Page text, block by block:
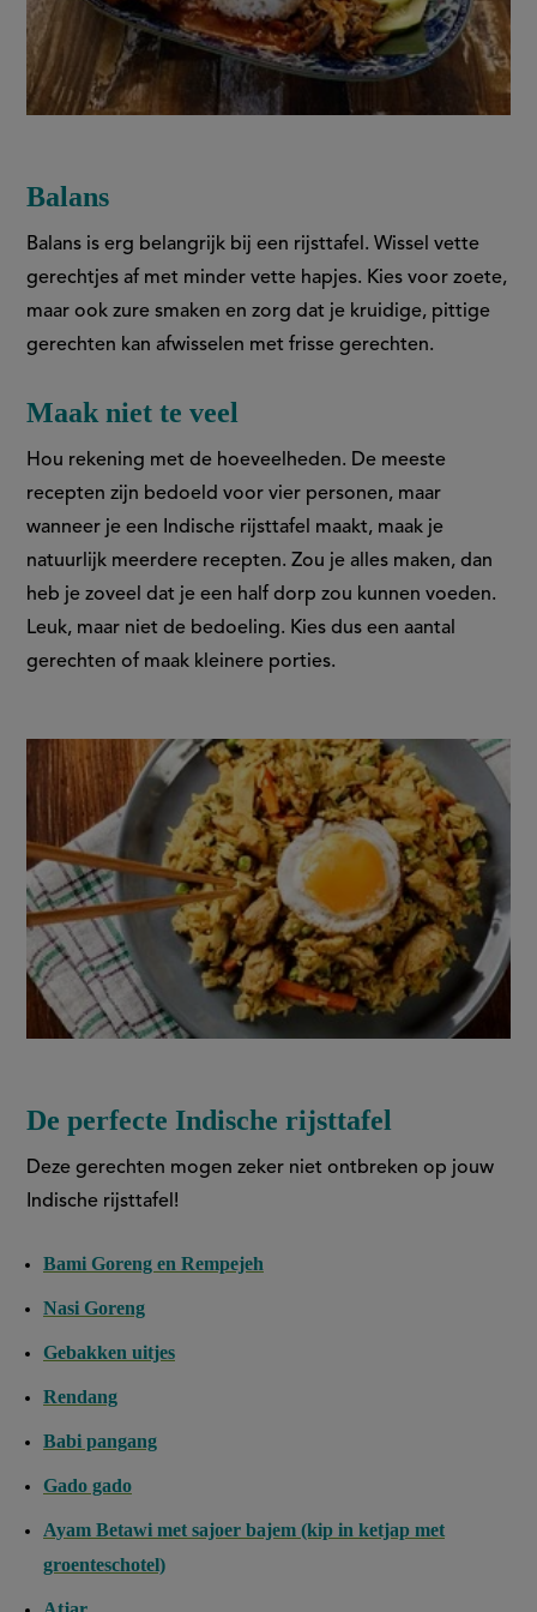
Balans
Balans is erg belangrijk bij een rijsttafel. Wissel vette
gerechtjes af met minder vette hapjes. Kies voor zoete,
maar ook zure smaken en zorg dat je kruidige, pittige
gerechten kan afwisselen met frisse gerechten.
Maak niet te veel
Hou rekening met de hoeveelheden. De meeste
recepten zijn bedoeld voor vier personen, maar
wanneer je een Indische rijsttafel maakt, maak je
natuurlijk meerdere recepten. Zou je alles maken, dan
heb je zoveel dat je een half dorp zou kunnen voeden.
Leuk, maar niet de bedoeling. Kies dus een aantal
gerechten of maak kleinere porties.
slide
1
1
De perfecte Indische rijsttafel
Deze gerechten mogen zeker niet ontbreken op jouw
Indische rijsttafel!
Bami Goreng en Rempejeh
Nasi Goreng
Gebakken uitjes
Rendang
Babi pangang
Gado gado
Ayam Betawi met sajoer bajem (kip in ketjap met
groenteschotel)